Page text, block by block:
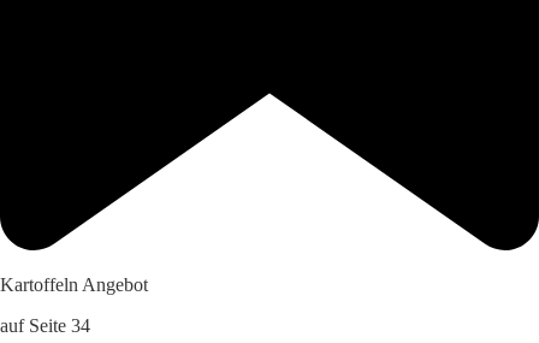
Kartoffeln Angebot
auf Seite 34